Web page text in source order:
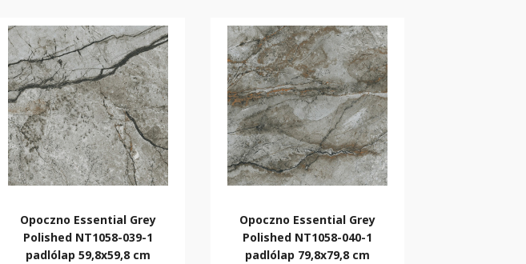
Opoczno Essential Grey
Polished NT1058-039-1
padlólap 59,8x59,8 cm
Opoczno Essential Grey
Polished NT1058-040-1
padlólap 79,8x79,8 cm